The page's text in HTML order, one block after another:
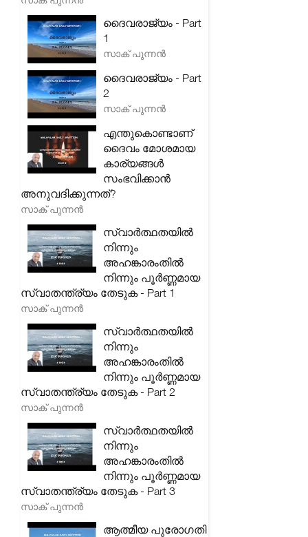
ദൈവരാജ്യം - Part
1
സാക് പുന്നൻ
ദൈവരാജ്യം - Part
2
സാക് പുന്നൻ
എന്തുകൊണ്ടാണ്
ദൈവം മോശമായ
കാര്യങ്ങൾ
സംഭവിക്കാൻ
അനുവദിക്കുന്നത്?
സാക് പുന്നൻ
സ്വാർത്ഥതയിൽ
നിന്നും
അഹങ്കാരംതിൽ
നിന്നും പൂർണ്ണമായ
സ്വാതന്ത്ര്യം തേടുക - Part 1
സാക് പുന്നൻ
സ്വാർത്ഥതയിൽ
നിന്നും
അഹങ്കാരംതിൽ
നിന്നും പൂർണ്ണമായ
സ്വാതന്ത്ര്യം തേടുക - Part 2
സാക് പുന്നൻ
സ്വാർത്ഥതയിൽ
നിന്നും
അഹങ്കാരംതിൽ
നിന്നും പൂർണ്ണമായ
സ്വാതന്ത്ര്യം തേടുക - Part 3
സാക് പുന്നൻ
ആത്മീയ പുരോഗതി